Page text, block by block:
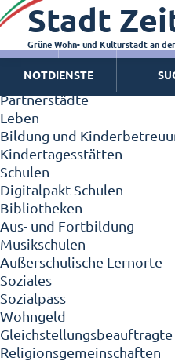
Zeitz - Die Kleinstadt
Willkommen in Zeitz!
Interview mit
Zeitz - Stadt der Zukunft
Ortschaften
Partnerstädte
Leben
Bildung und
Kindertagesstätten
Schulen
Digitalpakt Schulen
Bibliotheken
Aus- und Fortbildung
Musikschulen
Außerschulische Lernorte
Soziales
Sozialpass
Wohngeld
Gleichstellungsbeauftragte
Religionsgemeinschaften
Stadt
Grüne Wohn- und Kulturstadt an
NOTDIENSTE